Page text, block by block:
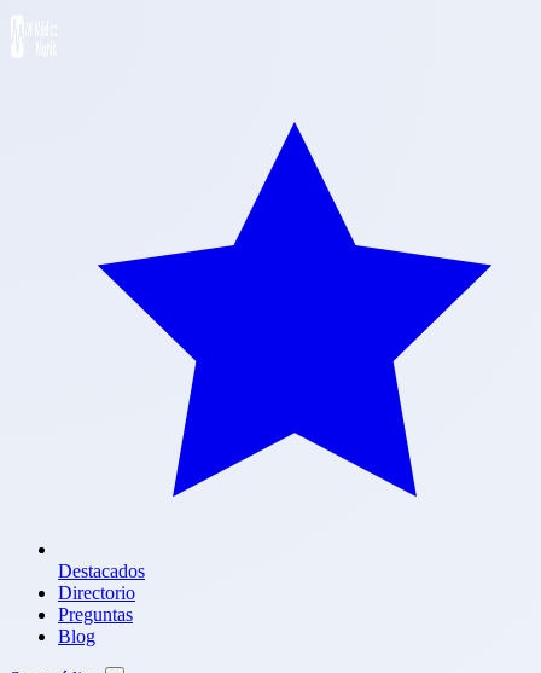
Destacados
Directorio
Preguntas
Blog